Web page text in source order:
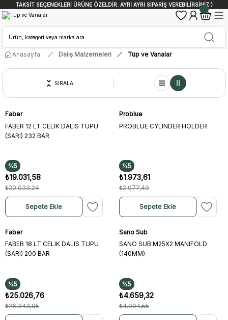
TAKSİT SEÇENEKLERİ ÜRÜNE ÖZELDİR. AYRI AYRI SİPARİŞ VEREBİLİRSİNİZ:)
Anasayfa Dalış Malzemeleri Tüp ve Vanalar
SIRALA
Faber
FABER 12 LT CELIK DALIS TUPU
(SARI) 232 BAR
%5
₺19.031,58
₺20.033,24
Sepete Ekle
Problue
PROBLUE CYLINDER HOLDER
%5
₺1.973,61
₺2.077,49
Sepete Ekle
Faber
FABER 18 LT CELIK DALIS TUPU
(SARI) 200 BAR
%5
₺25.026,76
₺26.343,95
Sano Sub
SANO SUB M25X2 MANIFOLD
(140MM)
%5
₺4.659,32
₺4.904,55